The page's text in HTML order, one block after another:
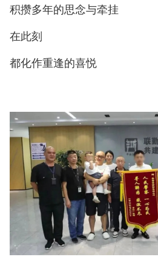
积攒多年的思念与牵挂
在此刻
都化作重逢的喜悦